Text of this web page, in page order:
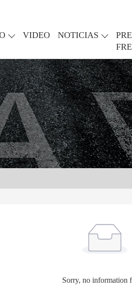
VIDEO NOTICIAS
Sorry, no information